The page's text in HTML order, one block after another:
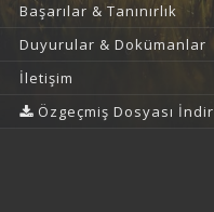
Başarılar & Tanınırlık
Duyurular & Dokümanlar
İletişim
Özgeçmiş Dosyası İndir